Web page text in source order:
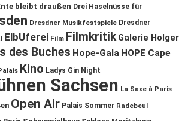
bleibt draußen Drei Haselnüsse für
Dresdner Musikfestspiele Dresdner
ElbUferei Film Filmkritik Galerie Holger
des Buches Hope-Gala HOPE Cape
Kino Ladys Gin Night
Sachsen La Saxe à Paris
Open Air Palais Sommer Radebeul